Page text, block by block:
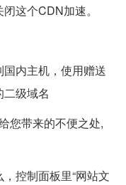
这个CDN加速。
内主机，使用赠送
级域名
您带来的不便之处,
控制面板里“网站文